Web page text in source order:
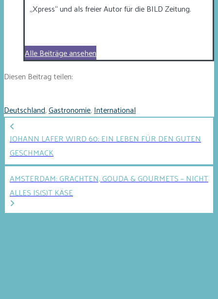
„Xpress“ und als freier Autor für die BILD Zeitung.
Alle Beiträge ansehen
Diesen Beitrag teilen:
Deutschland,Gastronomie, International
JOHANN LAFER WIRD 60: EIN LEBEN FÜR DEN GUTEN
GESCHMACK
AMSTERDAM: GRACHTEN, GOUDA & GOURMETS – NICHT
ALLES IS(S)T KÄSE